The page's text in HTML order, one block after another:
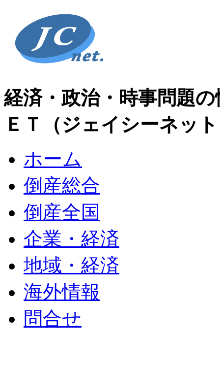
経済・政治・時事問題
ＥＴ（ジェイシーネッ
ホーム
倒産総合
倒産全国
企業・経済
地域・経済
海外情報
問合せ